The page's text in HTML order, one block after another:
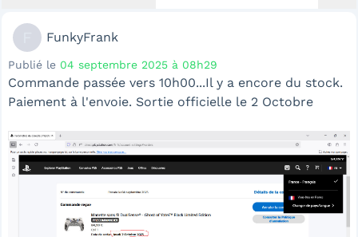
FunkyFrank
Publié le 04 septembre 2025 à 08h29
Commande passée vers 10h00...Il y a encore du stock.
Paiement à l'envoie. Sortie officielle le 2 Octobre